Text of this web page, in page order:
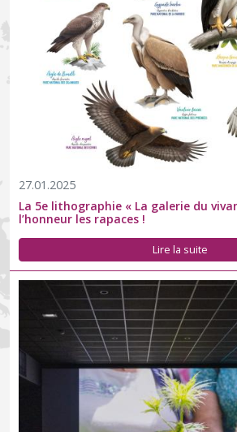
27.01.2025
La 5e lithographie « La galerie du
l’honneur les rapaces !
Lire la suite
Le 10 décembre 2024, le Parc national des
Cinémathèque de montagne à Gap
lancement du podcast « À la découverte de